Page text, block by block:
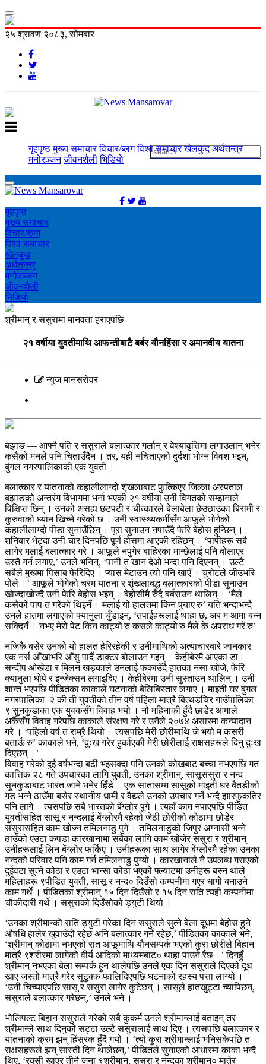
२५ श्रावण २०८३, सोमबार
गृहपृष्ठ मुख्य समाचार विचार/ब्लग विश्व समाचार खेलकुद अर्थतन्त्र
मनोरञ्‍जन जीवनशैली भिडियाे
गृहपृष्ठ
मुख्य समाचार
विचार/ब्लग
विश्व समाचार
खेलकुद
अर्थतन्त्र
मनोरञ्‍जन
जीवनशैली
भिडियाे
श्रीमान् र ससुरामा मानवता हराएपछि
२१ वर्षीया युवतीमाथि आफन्तीबाटै बर्बर यौनहिंसा र अमानवीय यातना
न्युज मानसराेवर
बझाङ — आफ्नै पति र ससुराले बलात्कार गर्लान् र वेश्यावृत्तिमा लगाउलान् भनेर
कसैको मनले पनि चिताउँदैन । तर, यही नचिताएको दुर्दशा भोग्न विवश भइन्,
बुंगल नगरपालिकाकी एक युवती ।
बलात्कार र यातनाको कहालीलाग्दो शृंखलाबाट फुत्किएर जिल्ला अस्पताल
बझाङको अन्तरंग विभागमा भर्ना भएकी २१ वर्षीया उनी विगतको सम्झनाले
विक्षिप्त छिन् । उनको असह्य छटपटी र चीत्कारले बेलाबेला छेउछाउका बिरामी र
कुरुवाको ध्यान खिच्ने गरेको छ । उनी स्वास्थ्यकर्मीसँग आफूले भोगेको
कहालीलाग्दो पीडा सुनाउँछिन् । पूरा सुनाउन नपाउँदै फेरि बेहोस हुन्छिन् ।
शनिबार भेट्दा उनी चार दिनपछि पूर्ण होसमा आएकी रहिछन् । ‘पापीहरू सबै
लागेर मलाई बलात्कार गरे । आफूले नपुगेर बाहिरका मान्छेलाई पनि बोलाएर
उस्तै गर्न लगाए,’ उनले भनिन्, ‘पानी त खान देओ भन्दा पनि दिएनन् । उल्टै
सबैले मुखमा पिसाब फेरिदिए । प्यास मेटाउन त्यो पनि खाएँ । चुरोटले जीउभरि
पोले ।’ आफूले भोगेको चरम यातना र शृंखलाबद्ध बलात्कारको पीडा सुनाउन
खोज्दाखोज्दै उनी फेरि बेहोस भइन् । बेहोसीमै रुँदै बर्बराउन थालिन् । ‘मैले
कसैको पाप त गरेको थिइनँ । मलाई यो हालतमा किन पुर्‍याए रु’ यति भन्दाभन्दै
उनले हातमा लगाएको क्यानुला चुँडाइन्, ‘तपाईंहरूलाई थाहा छ, अब म आमा बन्न
सक्दिनँ । नभए मेरो पेट किन काट्यो रु कसले काट्यो रु मैले के अपराध गरें रु’
नजिकै बसेर उनको यो हालत हेरिरहेकी र उनीमाथिको अत्याचारबारे जानकार
एक नर्स आँखाभरि आँसु पार्दै डाक्टर बोलाउन गइन् । केहीबेरमै आएका डा।
सन्दीप ओखेडा र मिलन खड्काले उनलाई फकाउँदै हातका नसा खोजे, फेरि
क्यानुला घोपे र इन्जेक्सन लगाइदिए । केहीबेरमा उनी सुस्ताउन थालिन् । उनी
शान्त भएपछि पीडितका काकाले घटनाको बेलिबिस्तार लगाए । माइती घर बुंगल
नगरपालिका–२ की ती युवतीको तीन वर्ष पहिला मात्रै बित्थडचिर गाउँपालिका–
९ सुनकुडाका एक युवकसँग विवाह भयो । नौ महिनाकी हुँदै छाडेर आमाले
अर्कैसँग विवाह गरेपछि काकाले संरक्षण गरे र उनैले २०७४ असारमा कन्यादान
गरे । ‘पहिलो वर्ष त राम्रै थियो । त्यसपछि मेरी छोरीमाथि जे भयो म कसरी
बताऊँ रु’ काकाले भने, ‘दुःख गरेर हुर्काएकी मेरी छोरीलाई राक्षसहरूले दिनु दुःख
दिएछन् ।’
विवाह गरेको दुई वर्षभन्दा बढी भइसक्दा पनि उनको कोखबाट बच्चा नभएपछि गत
कात्तिक २८ गते उपचारका लागि युवती, उनका श्रीमान्, सासूससुरा र नन्द
सुनकुडाबाट भारत जाने भनेर हिँडे । एक सातासम्म सासूको माइती घर बैतडीको
गड भन्ने ठाउँमा बसेर स्थानीय धामी र वैद्यले उनको उपचार गर्ने भन्दै झारफुकतिर
पनि लागे । त्यसपछि सबै भारतको बेंग्लोर पुगे । त्यहाँँ काम नपाएपछि पीडित
युवतीसहित सासू र नन्दलाई बेंग्लोरमै रहेको जेठी छोरीको कोठामा छोडेर
ससुरासहित काम खोज्न तमिलनाडु पुगे । तमिलनाडुको जिपुर अग्नासी भन्ने
ठाउँको एउटा कपडा कारखानामा सबैका लागि काम खोजेर ससुरा र श्रीमान्
उनीहरूलाई लिन बेंग्लोर फर्किए । उनीहरूका साथ लागेर बेंग्लोरमै रहेका उनका
नन्दको परिवार पनि काम गर्न तमिलनाडु पुग्यो । कारखानाले नै उपलब्ध गराएको
दुईवटा सुत्ने कोठा र एउटा भान्सा कोठा भएको फ्ल्याटमा उनीहरू बस्न थाले ।
महिलाहरू ९पीडित युवती, सासू र नन्द० दिउँसो कम्पनीमा गएर धागो बनाउने
काम गर्थे । पीडितका श्रीमान् १५ दिन दिउँसो र १५ दिन राति त्यही कम्पनीमा
चौकीदारी गर्थे । ससुराको दिउँसोको ड्युटी थियो ।
‘उनका श्रीमान्को राति ड्युटी परेका दिन ससुराले सुत्ने बेला दूधमा बेहोस हुने
औषधि हालेर खुवाउँदो रहेछ अनि बलात्कार गर्ने रहेछ,’ पीडितका काकाले भने,
‘श्रीमान् कोठामा नभएको रात आफूमाथि यौनसम्पर्क भएको कुरा छोरीले बिहान
मात्रै ९शरीरमा लागेको वीर्य आदिको माध्यमबाट० थाहा पाउने रैछ ।’ दिनहुँ
श्रीमान् नभएका बेला सम्पर्क हुन थालेपछि उनले एक दिन ससुराले दिएको दूध
खाए जस्तो मात्रै गरेर सुटुक्क फालिदिएपछि घटनाको रहस्य पत्ता लाग्यो ।
‘उनी चिच्याएपछि सासू र ससुरा लागेर कुटेछन् । सासूले हातखुट्टा च्यापिछन्,
ससुराले बलात्कार गरेछन्,’ उनले भने ।
भोलिपल्ट बिहान ससुराले गरेको सबै कुकर्म उनले श्रीमान्लाई बताइन् तर
श्रीमान्ले साथ दिनुको सट्टा उल्टै ससुरालाई साथ दिए । त्यसपछि बलात्कार र
यातनाको क्रम झन् हिंस्रक हुँदै गयो । ‘त्यो कुरा श्रीमान्लाई भनिसकेपछि त
राक्षसहरूले झन् सास्ती दिन थालेछन्,’ पीडितले सुनाएको आधारमा काका भन्दै
थिए, ‘रक्सी खाएर तीनै जना ९श्रीमान्, ससुरा र नन्दका श्रीमान्० मातेर